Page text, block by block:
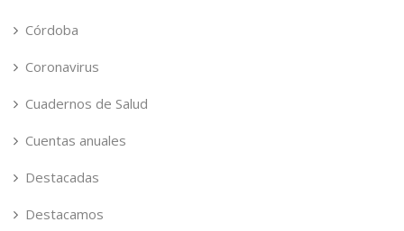
Córdoba
Coronavirus
Cuadernos de Salud
Cuentas anuales
Destacadas
Destacamos